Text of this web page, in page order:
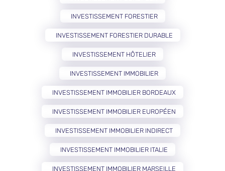
INVESTISSEMENT FORESTIER
INVESTISSEMENT FORESTIER DURABLE
INVESTISSEMENT HÔTELIER
INVESTISSEMENT IMMOBILIER
INVESTISSEMENT IMMOBILIER BORDEAUX
INVESTISSEMENT IMMOBILIER EUROPÉEN
INVESTISSEMENT IMMOBILIER INDIRECT
INVESTISSEMENT IMMOBILIER ITALIE
INVESTISSEMENT IMMOBILIER MARSEILLE